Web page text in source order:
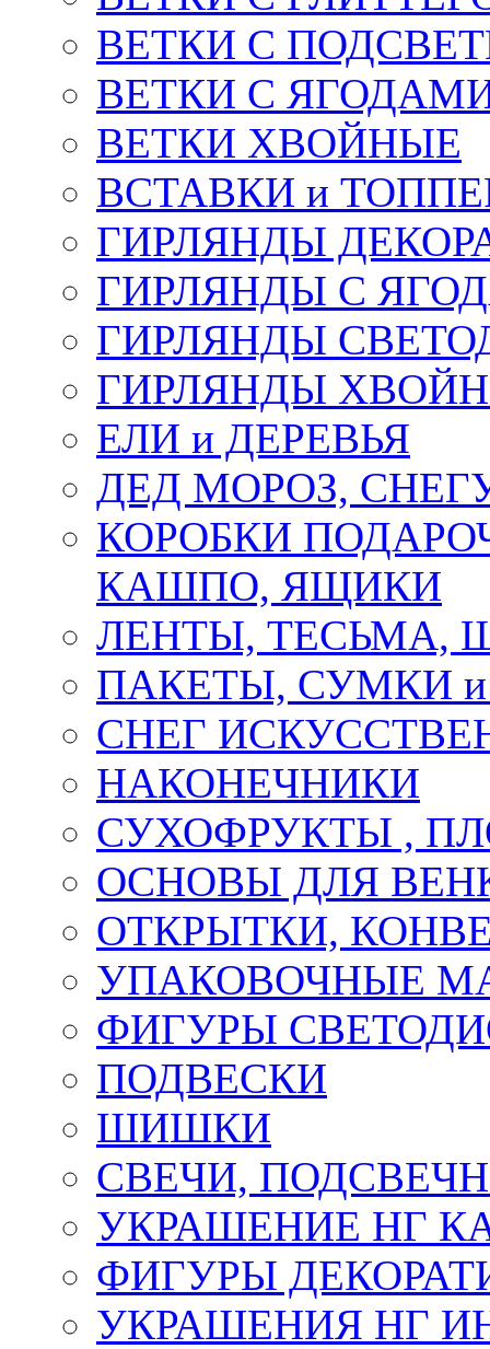
ВЕТКИ С
ВЕТКИ С
ВЕТКИ ХВОЙНЫЕ
ВСТАВКИ и
ГИРЛЯНДЫ
ГИРЛЯНДЫ С
ГИРЛЯНДЫ
ГИРЛЯНДЫ
ЕЛИ и ДЕРЕВЬЯ
ДЕД МОРОЗ,
КОРОБКИ
КАШПО, ЯЩИКИ
ЛЕНТЫ, ТЕСЬМА,
ПАКЕТЫ, СУМКИ
СНЕГ
НАКОНЕЧНИКИ
СУХОФРУКТЫ ,
ОСНОВЫ ДЛЯ
ОТКРЫТКИ,
УПАКОВОЧНЫЕ
ФИГУРЫ
ПОДВЕСКИ
ШИШКИ
СВЕЧИ,
УКРАШЕНИЕ НГ
ФИГУРЫ
УКРАШЕНИЯ НГ